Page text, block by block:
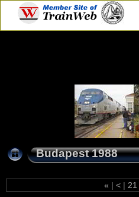
Budapest 1988
« | < | 21